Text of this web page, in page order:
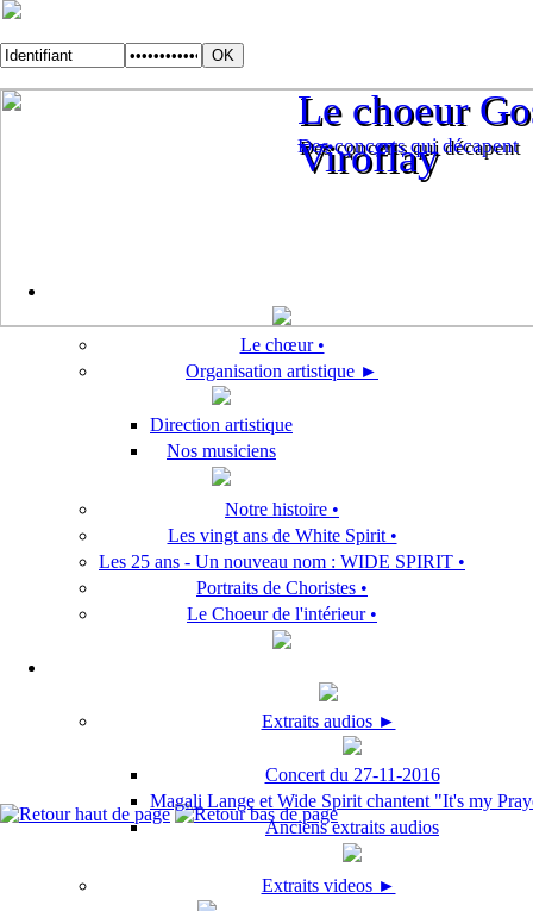
Des concerts qui décapent
Le choeur
Viroflay
Des concerts qui décapent
Le choeur
Viroflay
Le chœur •
Organisation artistique ►
Direction artistique
Nos musiciens
Notre histoire •
Les vingt ans de White Spirit •
Les 25 ans - Un nouveau nom : WIDE SPIRIT •
Portraits de Choristes •
Le Choeur de l'intérieur •
Extraits audios ►
Concert du 27-11-2016
Magali Lange et Wide Spirit chantent "It's my
Anciens extraits audios
Extraits videos ►